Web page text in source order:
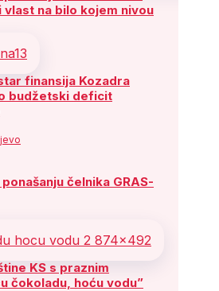
na bilo kojem nivou
finansija Kozadra
budžetski deficit
čelnika GRAS-
KS s praznim
čokoladu, hoću vodu”